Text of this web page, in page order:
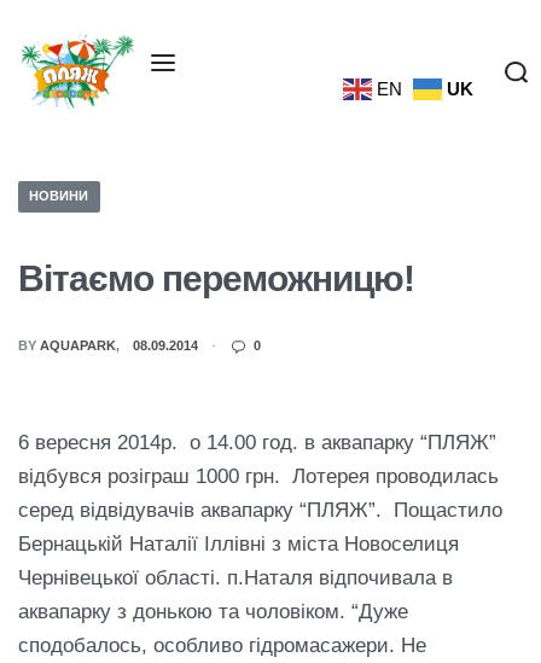
EN UK
НОВИНИ
Вітаємо переможницю!
BY AQUAPARK 08.09.2014 0
6 вересня 2014р. о 14.00 год. в аквапарку “ПЛЯЖ”
відбувся розіграш 1000 грн. Лотерея проводилась
серед відвідувачів аквапарку “ПЛЯЖ”. Пощастило
Бернацькій Наталії Іллівні з міста Новоселиця
Чернівецької області. п.Наталя відпочивала в
аквапарку з донькою та чоловіком. “Дуже
сподобалось, особливо гідромасажери. Не